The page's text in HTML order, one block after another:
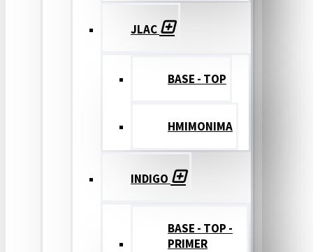
JLAC
BASE - TOP
ΗΜΙΜΟΝΙΜΑ
INDIGO
BASE - TOP -
PRIMER